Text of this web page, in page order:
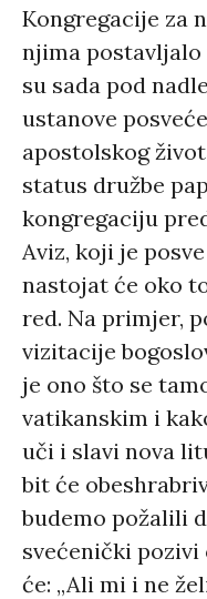
Kongregacije za
njima
su sada pod
ustanove
apostolskog
status družbe
kongregaciju
Aviz, koji je
nastojat će oko
red. Na primjer,
vizitacije
je ono što se
vatikanskim i
uči i slavi nova
bit će
budemo požalili
svećenički
će: „Ali mi i ne